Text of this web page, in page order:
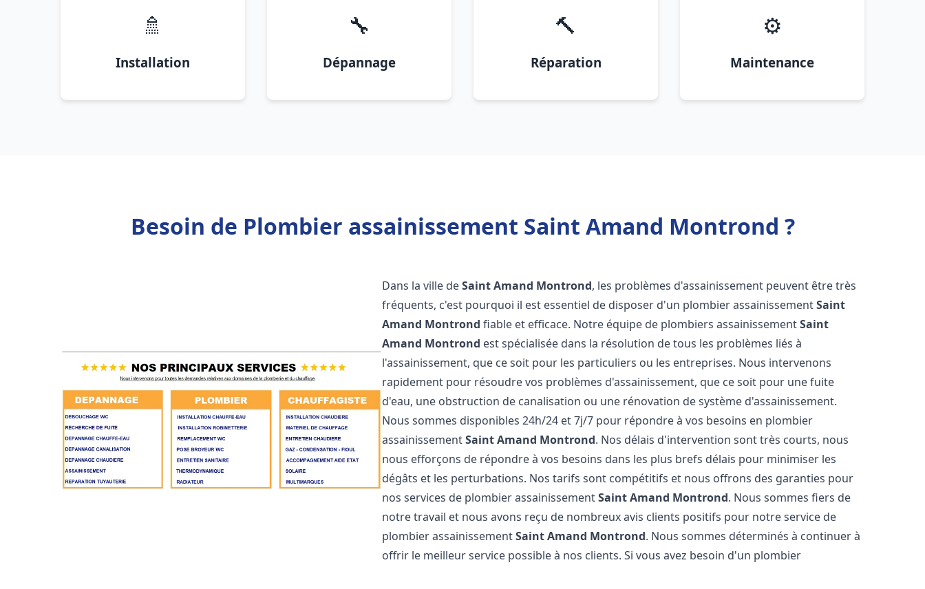
🚿
Installation
🔧
Dépannage
🔨
Réparation
⚙️
Maintenance
Besoin de Plombier assainissement Saint Amand Montrond ?
Dans la ville deSaint Amand Montrond, les problèmes d'assainissement peuvent être très
fréquents, c'est pourquoi il est essentiel de disposer d'un plombier assainissementSaint
Amand Montrond fiable et efficace. Notre équipe de plombiers assainissementSaint
Amand Montrond est spécialisée dans la résolution de tous les problèmes liés à
l'assainissement, que ce soit pour les particuliers ou les entreprises. Nous intervenons
rapidement pour résoudre vos problèmes d'assainissement, que ce soit pour une fuite
d'eau, une obstruction de canalisation ou une rénovation de système d'assainissement.
Nous sommes disponibles 24h/24 et 7j/7 pour répondre à vos besoins en plombier
assainissementSaint Amand Montrond. Nos délais d'intervention sont très courts, nous
nous efforçons de répondre à vos besoins dans les plus brefs délais pour minimiser les
dégâts et les perturbations. Nos tarifs sont compétitifs et nous offrons des garanties pour
nos services de plombier assainissementSaint Amand Montrond. Nous sommes fiers de
notre travail et nous avons reçu de nombreux avis clients positifs pour notre service de
plombier assainissementSaint Amand Montrond. Nous sommes déterminés à continuer à
offrir le meilleur service possible à nos clients. Si vous avez besoin d'un plombier